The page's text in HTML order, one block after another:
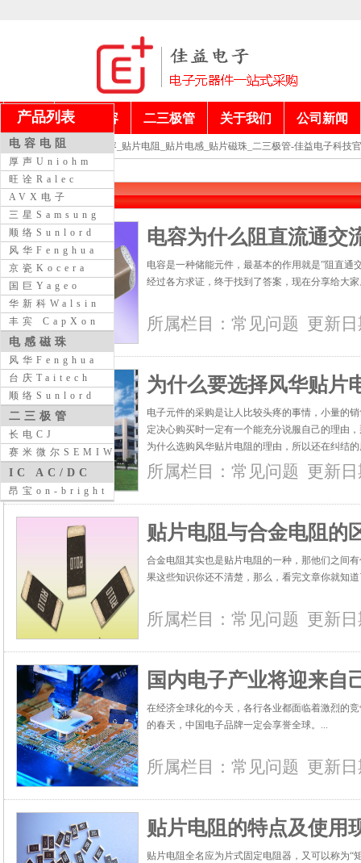
首页 电阻电容 二三极管 关于我们 公司新闻
当前位置： 贴片电容_贴片电阻_贴片电感_贴片磁珠_二三极管-佳益电子科技
常见问题
电容为什么阻直流通交
电容是一种储能元件，最基本的作用就是”阻直通
经过各方求证，终于找到了答案，现在分享给大家
所属栏目： 常见问题 更新
为什么要选择风华贴片
电子元件的采购是让人比较头疼的事情，小量的
定决心购买时一定有一个能充分说服自己的理由
为什么选购风华贴片电阻的理由，所以还在纠结
所属栏目： 常见问题 更新
贴片电阻与合金电阻的
合金电阻其实也是贴片电阻的一种，那他们之间
果这些知识你还不清楚，那么，看完文章你就知道
所属栏目： 常见问题 更新
国内电子产业将迎来自
在经济全球化的今天，各行各业都面临着激烈的
的春天，中国电子品牌一定会享誉全球。...
所属栏目： 常见问题 更新
贴片电阻的特点及使用
贴片电阻全名应为片式固定电阻器，又可以称为“
产品列表
电容电阻
厚声Uniohm
旺诠Ralec
AVX电子
三星Samsung
顺络Sunlord
风华Fenghua
京瓷Kocera
国巨Yageo
华新科Walsin
丰宾 CapXon
电感磁珠
风华Fenghua
台庆Taitech
顺络Sunlord
二三极管
长电CJ
赛米微尔SEMIWILL
IC AC/DC
昂宝on-bright